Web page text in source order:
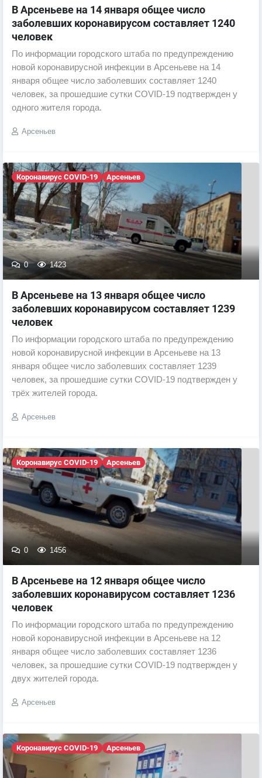
В Арсеньеве на 14 января общее число
заболевших коронавирусом составляет 1240
человек
По информации городского штаба по предупреждению
новой коронавирусной инфекции в Арсеньеве на 14
января общее число заболевших составляет 1240
человек, за прошедшие сутки COVID-19 подтвержден у
одного жителя города.
Арсеньев
Коронавирус COVID-19 Арсеньев
0 1423
В Арсеньеве на 13 января общее число
заболевших коронавирусом составляет 1239
человек
По информации городского штаба по предупреждению
новой коронавирусной инфекции в Арсеньеве на 13
января общее число заболевших составляет 1239
человек, за прошедшие сутки COVID-19 подтвержден у
трёх жителей города.
Арсеньев
Коронавирус COVID-19 Арсеньев
0 1456
В Арсеньеве на 12 января общее число
заболевших коронавирусом составляет 1236
человек
По информации городского штаба по предупреждению
новой коронавирусной инфекции в Арсеньеве на 12
января общее число заболевших составляет 1236
человек, за прошедшие сутки COVID-19 подтвержден у
двух жителей города.
Арсеньев
Коронавирус COVID-19 Арсеньев